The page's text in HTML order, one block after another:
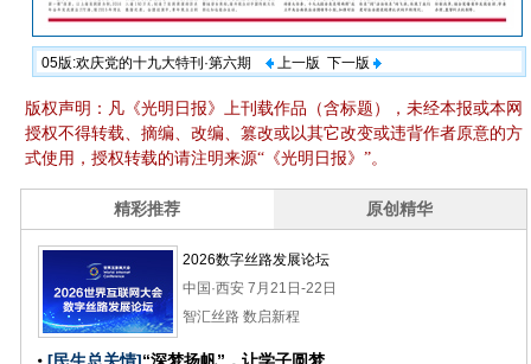
05版:欢庆党的十九大特刊·第六期 上一版 下一版
版权声明：凡《光明日报》上刊载作品（含标题），未经本报或本网
授权不得转载、摘编、改编、篡改或以其它改变或违背作者原意的方
式使用，授权转载的请注明来源“《光明日报》”。